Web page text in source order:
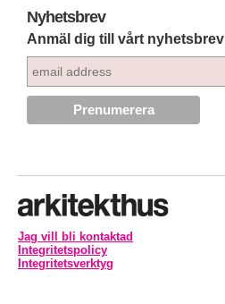
Nyhetsbrev
Anmäl dig till vårt nyhetsbrev
Jag vill bli kontaktad
Integritetspolicy
Integritetsverktyg